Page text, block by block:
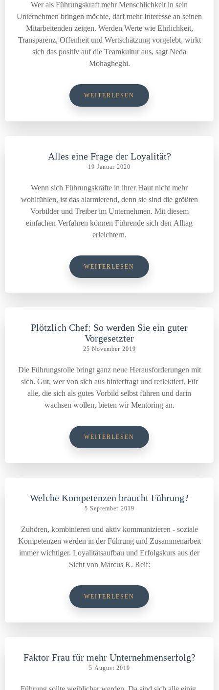
Wer als Führungskraft mehr Menschlichkeit in sein
Unternehmen bringen möchte, darf mehr Interesse an seinen
Mitarbeitenden zeigen. Werden Werte wie Ehrlichkeit,
Transparenz, Offenheit und Wertschätzung vorgelebt, wirkt
sich das positiv auf die Teamkultur aus, sagt Neda
Mohagheghi.
WEITERLESEN
Alles eine Frage der Loyalität?
19 Januar 2020
Wenn sich Führungskräfte in ihrer Haut nicht mehr
wohlfühlen, ist das alarmierend, denn sie sind die größten
Vorbilder und Treiber im Unternehmen. Mit diesem
einfachen Verfahren können Führende sich den Alltag
erleichtern.
WEITERLESEN
Plötzlich Chef: So werden Sie ein guter
Vorgesetzter
25 November 2019
Die Führungsrolle bringt ganz neue Herausforderungen mit
sich. Gut, wer von sich aus hinterfragt und reflektiert. Für
alle, die sich als gutes Vorbild selbst führen und darin
wachsen wollen, bieten wir Mentoring an.
WEITERLESEN
Welche Kompetenzen braucht Führung?
5 September 2019
Zuhören, kombinieren und aktiv kommunizieren - soziale
Kompetenzen werden in der Führung und Zusammenarbeit
immer wichtiger. Loyalitätsaufbau und Erfolgskurs aus der
Sicht von Marcus K. Reif:
WEITERLESEN
Faktor Frau für mehr Unternehmenserfolg?
5 August 2019